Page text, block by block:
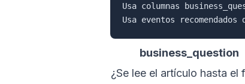
Usa columnas
business_question
¿Se lee el artículo hasta el